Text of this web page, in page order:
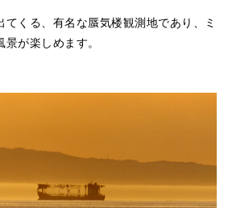
くる、有名な蜃気楼観測地であり、ミ
が楽しめます。